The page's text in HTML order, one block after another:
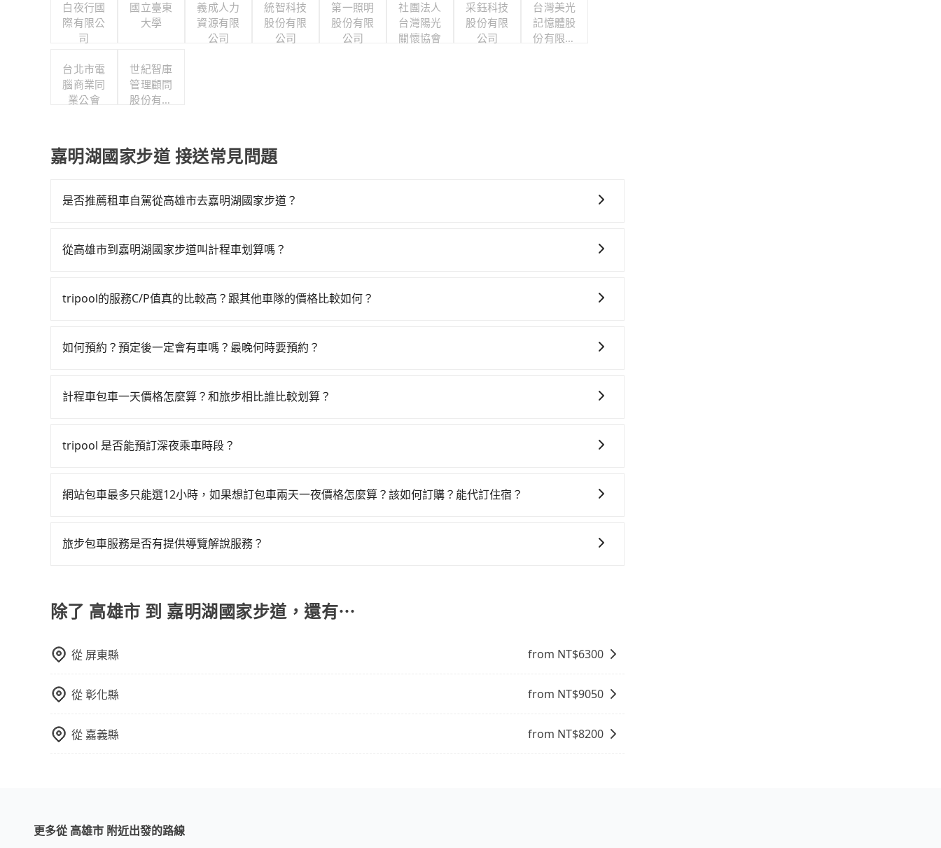
白夜行國
際有限公
司
國立臺東
大學
義成人力
資源有限
公司
統智科技
股份有限
公司
第一照明
股份有限
公司
社團法人
台灣陽光
關懷協會
采鈺科技
股份有限
公司
台灣美光
記憶體股
份有限公
台北市電
腦商業同
業公會
世紀智庫
管理顧問
股份有限
嘉明湖國家步道 接送常見問題
是否推薦租車自駕從高雄市去嘉明湖國家步道？
說嘉鑫國際租賃、欣興租車、成大聯合。一般租車以天為單位，小轎車如Toyota Altis、Nissan Tiida，一天租
公里，超過還會額外加收100~2,000元不等的費用。由於絕大多數的租車公司都沒有提供甲租乙還的服務，假設
犧牲了當天要開車的親友的遊玩興緻。再者，租車地點可能離你的住家/辦公室/起點還有段路，且須配合車行營
從高雄市到嘉明湖國家步道叫計程車划算嗎？
到車，也可考慮打電話至附近的計程車隊，如伍福交通、有限責任高雄市大高雄計程車、享順交通等叫車看看。
表小黃可能較為便宜，但當你們人數超過四位時，叫兩輛計程車的費用就貴了，若改選tripool的專車服務可再更
tripool的服務C/P值真的比較高？跟其他車隊的價格比較如何？
的台灣大車隊、大都會、LINE Taxi、Uber，機場接送則有肯驛、全鋒、格上租車、和運租車，包車旅遊則是
務，是絕大多數乘客出行的最佳選擇。
如何預約？預定後一定會有車嗎？最晚何時要預約？
實價格，照著步驟填寫完乘客資料與線上刷卡，訂單即成立。在拿到訂單編號後，隨即會在手機上收到簡訊以及
前一天傍晚五點前仍會收單，最遲如當天下午過後乘車，四小時前仍能預約。
計程車包車一天價格怎麼算？和旅步相比誰比較划算？
區，價格可能有所不同。另外，計程車包車價格也可能會因為交通狀況等因素而有所變動。因此，在預定包車之
tripool 是否能預訂深夜乘車時段？
網站包車最多只能選12小時，如果想訂包車兩天一夜價格怎麼算？該如何訂購？能代訂住宿？
行程。另外，目前旅步只提供接送服務，暫不提供代訂住宿服務。
旅步包車服務是否有提供導覽解說服務？
除了 高雄市 到 嘉明湖國家步道，還有⋯
從 屏東縣 from NT$6300
從彰化縣 from NT$9050
從 嘉義縣 from NT$8200
更多從 高雄市 附近出發的路線